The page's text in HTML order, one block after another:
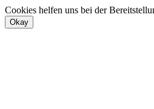
Cookies helfen uns bei der